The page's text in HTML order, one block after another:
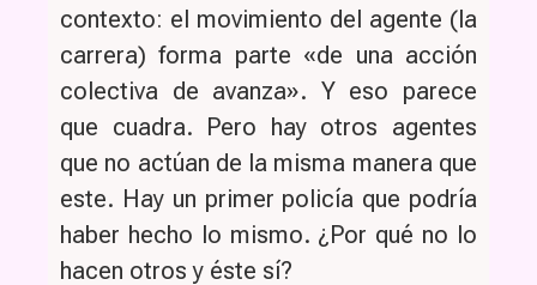
contexto: el movimiento del agente (la
carrera) forma parte «de una acción
colectiva de avanza». Y eso parece
que cuadra. Pero hay otros agentes
que no actúan de la misma manera que
este. Hay un primer policía que podría
haber hecho lo mismo. ¿Por qué no lo
hacen otros y éste sí?